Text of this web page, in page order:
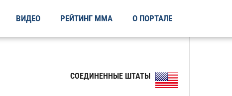
ВИДЕО РЕЙТИНГ ММА О ПОРТАЛЕ
СОЕДИНЕННЫЕ ШТАТЫ